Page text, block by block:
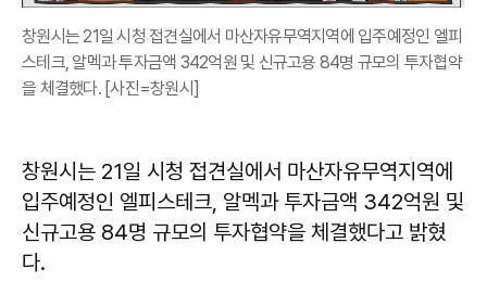
창원시는 21일 시청 접견실에서 마산자유무역지역에 입주예정인 엘피
스테크, 알멕과 투자금액 342억원 및 신규고용 84명 규모의 투자협약
을 체결했다. [사진=창원시]
창원시는 21일 시청 접견실에서 마산자유무역지역에
입주예정인 엘피스테크, 알멕과 투자금액 342억원 및
신규고용 84명 규모의 투자협약을 체결했다고 밝혔
다.